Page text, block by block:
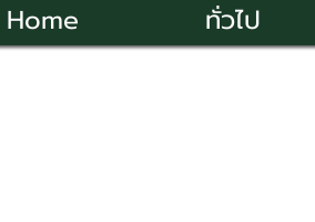
Home ทั่วไป